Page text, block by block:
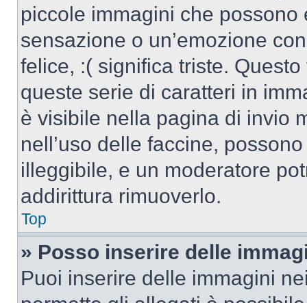
piccole immagini che
sensazione o un’emozione
felice, :( significa triste.
queste serie di caratteri in
è visibile nella pagina di invio
nell’uso delle faccine,
illeggibile, e un moderatore
addirittura rimuoverlo.
Top
» Posso inserire delle
Puoi inserire delle immagini